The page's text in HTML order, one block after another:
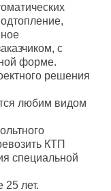
с
форме.
решения
любим видом
КТП
специальной
лет.